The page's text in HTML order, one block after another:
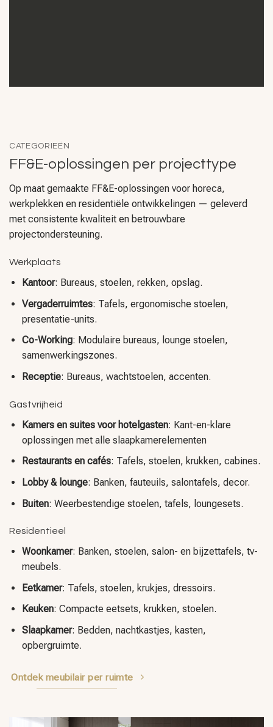
CATEGORIEËN
FF&E-oplossingen per projecttype
Op maat gemaakte FF&E-oplossingen voor horeca,
werkplekken en residentiële ontwikkelingen — geleverd
met consistente kwaliteit en betrouwbare
projectondersteuning.
Werkplaats
Kantoor: Bureaus, stoelen, rekken, opslag.
Vergaderruimtes: Tafels, ergonomische stoelen,
presentatie-units.
Co-Working: Modulaire bureaus, lounge stoelen,
samenwerkingszones.
Receptie: Bureaus, wachtstoelen, accenten.
Gastvrijheid
Kamers en suites voor hotelgasten: Kant-en-klare
oplossingen met alle slaapkamerelementen
Restaurants en cafés: Tafels, stoelen, krukken, cabines.
Lobby & lounge: Banken, fauteuils, salontafels, decor.
Buiten: Weerbestendige stoelen, tafels, loungesets.
Residentieel
Woonkamer: Banken, stoelen, salon- en bijzettafels, tv-
meubels.
Eetkamer: Tafels, stoelen, krukjes, dressoirs.
Keuken: Compacte eetsets, krukken, stoelen.
Slaapkamer: Bedden, nachtkastjes, kasten,
opbergruimte.
Ontdek meubilair per ruimte